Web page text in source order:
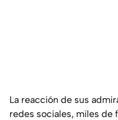
La reacción de sus
redes sociales, miles de